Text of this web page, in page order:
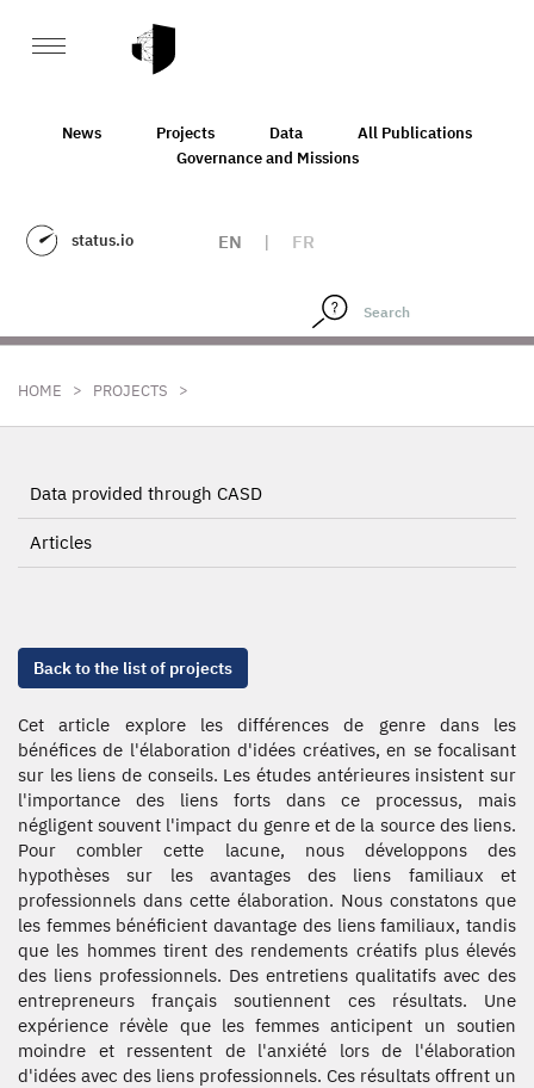
News Projects Data
All Publications
Governance and Missions
status.io EN | FR
HOME > PROJECTS >
Data provided through CASD
Articles
Back to the list of projects
Cet article explore les différences de genre dans les
bénéfices de l'élaboration d'idées créatives, en se focalisant
sur les liens de conseils. Les études antérieures insistent sur
l'importance des liens forts dans ce processus, mais
négligent souvent l'impact du genre et de la source des liens.
Pour combler cette lacune, nous développons des
hypothèses sur les avantages des liens familiaux et
professionnels dans cette élaboration. Nous constatons que
les femmes bénéficient davantage des liens familiaux, tandis
que les hommes tirent des rendements créatifs plus élevés
des liens professionnels. Des entretiens qualitatifs avec des
entrepreneurs français soutiennent ces résultats. Une
expérience révèle que les femmes anticipent un soutien
moindre et ressentent de l'anxiété lors de l'élaboration
d'idées avec des liens professionnels. Ces résultats offrent un